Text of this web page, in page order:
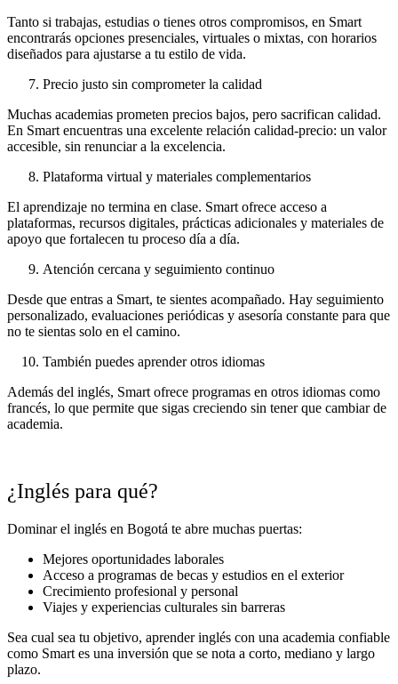
Tanto si trabajas, estudias o tienes otros compromisos, en Smart
encontrarás opciones presenciales, virtuales o mixtas, con horarios
diseñados para ajustarse a tu estilo de vida.
Precio justo sin comprometer la calidad
Muchas academias prometen precios bajos, pero sacrifican calidad.
En Smart encuentras una excelente relación calidad-precio: un valor
accesible, sin renunciar a la excelencia.
Plataforma virtual y materiales complementarios
El aprendizaje no termina en clase. Smart ofrece acceso a
plataformas, recursos digitales, prácticas adicionales y materiales de
apoyo que fortalecen tu proceso día a día.
Atención cercana y seguimiento continuo
Desde que entras a Smart, te sientes acompañado. Hay seguimiento
personalizado, evaluaciones periódicas y asesoría constante para que
no te sientas solo en el camino.
También puedes aprender otros idiomas
Además del inglés, Smart ofrece programas en otros idiomas como
francés, lo que permite que sigas creciendo sin tener que cambiar de
academia.
¿Inglés para qué?
Dominar el inglés en Bogotá te abre muchas puertas:
Mejores oportunidades laborales
Acceso a programas de becas y estudios en el exterior
Crecimiento profesional y personal
Viajes y experiencias culturales sin barreras
Sea cual sea tu objetivo, aprender inglés con una academia confiable
como Smart es una inversión que se nota a corto, mediano y largo
plazo.